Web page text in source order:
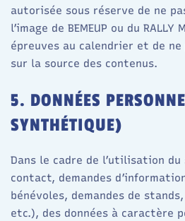
autorisée sous réserve de ne
l’image de BEMEUP ou du RALLY
épreuves au calendrier et de
sur la source des contenus.
5. DONNÉES
SYNTHÉTIQUE)
Dans le cadre de l’utilisation
contact, demandes
bénévoles, demandes de
etc.), des données à caractère